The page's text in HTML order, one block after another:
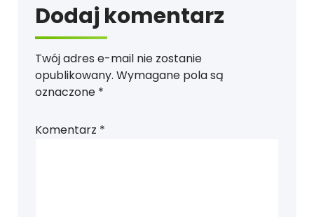
Dodaj komentarz
Twój adres e-mail nie zostanie
opublikowany. Wymagane pola są
oznaczone *
Komentarz *